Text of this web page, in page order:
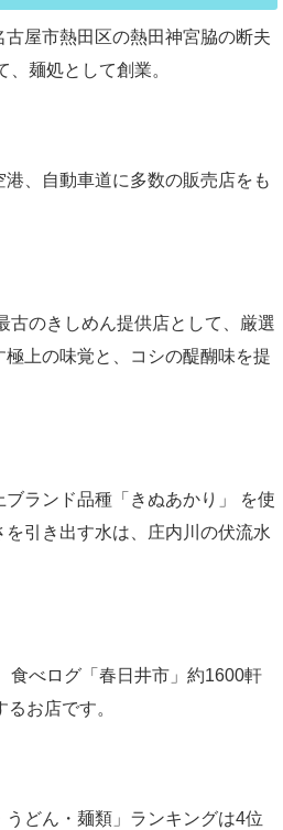
屋市熱田区の熱田神宮脇の断夫
麺処として創業。
、自動車道に多数の販売店をも
古のきしめん提供店として、厳選
極上の味覚と、コシの醍醐味を提
ランド品種「きぬあかり」 を使
引き出す水は、庄内川の伏流水
食べログ「春日井市」約1600軒
お店です。
うどん・麺類」ランキングは4位